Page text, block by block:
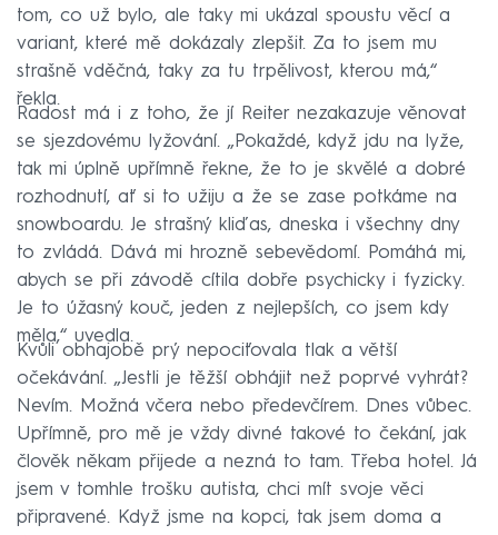
tom, co už bylo, ale taky mi ukázal spoustu věcí a
variant, které mě dokázaly zlepšit. Za to jsem mu
strašně vděčná, taky za tu trpělivost, kterou má,“
řekla.
Radost má i z toho, že jí Reiter nezakazuje věnovat
se sjezdovému lyžování. „Pokaždé, když jdu na lyže,
tak mi úplně upřímně řekne, že to je skvělé a dobré
rozhodnutí, ať si to užiju a že se zase potkáme na
snowboardu. Je strašný kliďas, dneska i všechny dny
to zvládá. Dává mi hrozně sebevědomí. Pomáhá mi,
abych se při závodě cítila dobře psychicky i fyzicky.
Je to úžasný kouč, jeden z nejlepších, co jsem kdy
měla,“ uvedla.
Kvůli obhajobě prý nepociťovala tlak a větší
očekávání. „Jestli je těžší obhájit než poprvé vyhrát?
Nevím. Možná včera nebo předevčírem. Dnes vůbec.
Upřímně, pro mě je vždy divné takové to čekání, jak
člověk někam přijede a nezná to tam. Třeba hotel. Já
jsem v tomhle trošku autista, chci mít svoje věci
připravené. Když jsme na kopci, tak jsem doma a